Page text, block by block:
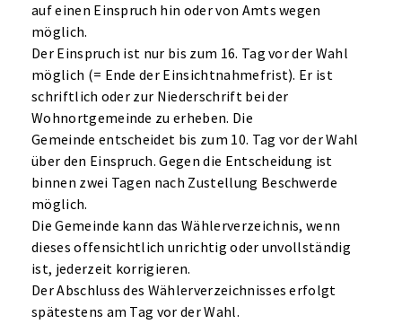
auf einen Einspruch hin oder von Amts wegen
möglich.
Der Einspruch ist nur bis zum 16. Tag vor der Wahl
möglich (= Ende der Einsichtnahmefrist). Er ist
schriftlich oder zur Niederschrift bei der
Wohnortgemeinde zu erheben. Die
Gemeinde entscheidet bis zum 10. Tag vor der Wahl
über den Einspruch. Gegen die Entscheidung ist
binnen zwei Tagen nach Zustellung Beschwerde
möglich.
Die Gemeinde kann das Wählerverzeichnis, wenn
dieses offensichtlich unrichtig oder unvollständig
ist, jederzeit korrigieren.
Der Abschluss des Wählerverzeichnisses erfolgt
spätestens am Tag vor der Wahl.